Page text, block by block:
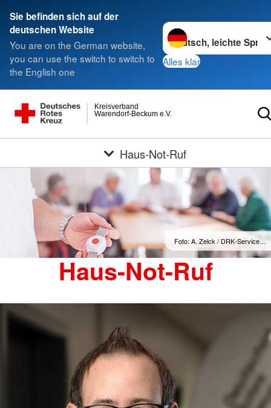
Sie befinden sich auf der
deutschen Website
You are on the German website,
you can use the switch to switch to
the English one
Sprache wechseln zu
Alles klar
Warendorf-Beckum e.V.
Kreisverband
Haus-Not-Ruf
Foto: A. Zelck / DRK-Service…
Haus-Not-Ruf